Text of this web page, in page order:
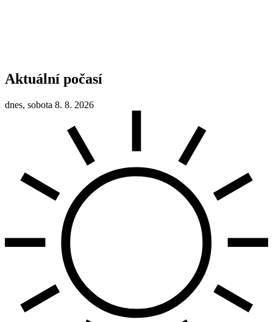
Aktuální počasí
dnes, sobota 8. 8. 2026